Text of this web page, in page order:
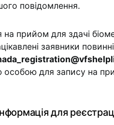
повідомлення.
на прийом для здачі
заявники
особою для запису на
для